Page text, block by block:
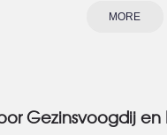
MORE
Gezinsvoogdij en